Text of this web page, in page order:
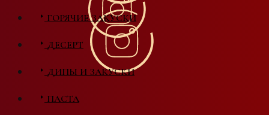
ГОРЯЧИЕ ЗАКУСКИ
ДЕСЕРТ
ДИПЫ И ЗАКУСКИ
ПАСТА